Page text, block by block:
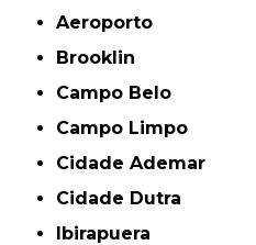
Aeroporto
Brooklin
Campo Belo
Campo Limpo
Cidade Ademar
Cidade Dutra
Ibirapuera